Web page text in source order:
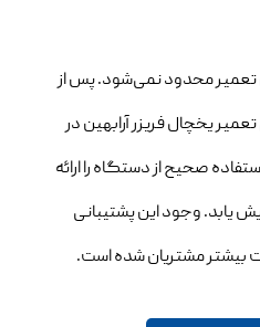
تعمیر محدود نمی‌شود. پس از
یخچال فریزر آرابهین در
صحیح از دستگاه را ارائه
یابد. وجود این پشتیبانی
بیشتر مشتریان شده است.